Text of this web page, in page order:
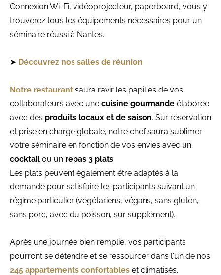
Connexion Wi-Fi, vidéoprojecteur, paperboard, vous y
trouverez tous les équipements nécessaires pour un
séminaire réussi à Nantes.
➤ Découvrez nos salles de réunion
Notre restaurant saura ravir les papilles de vos
collaborateurs avec une cuisine gourmande élaborée
avec des produits locaux et de saison. Sur réservation
et prise en charge globale, notre chef saura sublimer
votre séminaire en fonction de vos envies avec un
cocktail ou un repas 3 plats.
Les plats peuvent également être adaptés à la
demande pour satisfaire les participants suivant un
régime particulier (végétariens, végans, sans gluten,
sans porc, avec du poisson, sur supplément).
Après une journée bien remplie, vos participants
pourront se détendre et se ressourcer dans l'un de nos
245 appartements confortables et climatisés.